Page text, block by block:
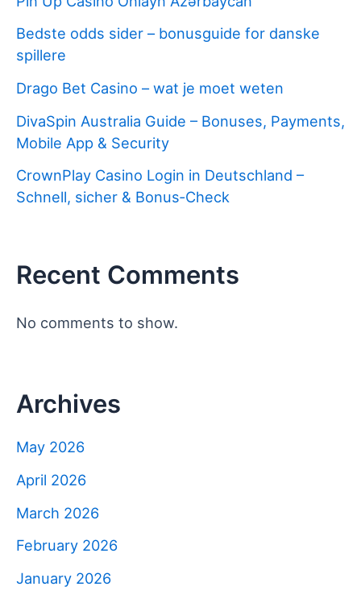
Bedste odds sider – bonusguide for danske
spillere
Drago Bet Casino – wat je moet weten
DivaSpin Australia Guide – Bonuses, Payments,
Mobile App & Security
CrownPlay Casino Login in Deutschland –
Schnell, sicher & Bonus‑Check
Recent Comments
No comments to show.
Archives
May 2026
April 2026
March 2026
February 2026
January 2026